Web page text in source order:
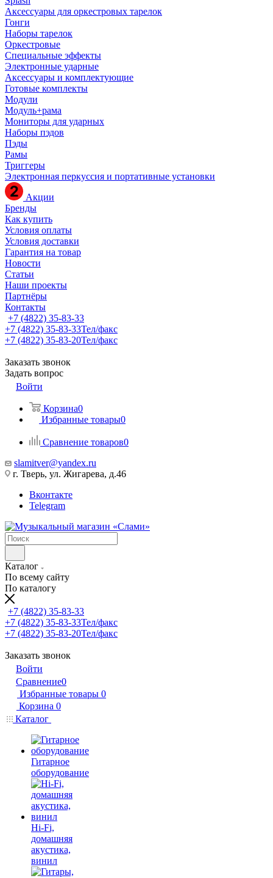
Аксессуары для оркестровых тарелок
Гонги
Наборы тарелок
Оркестровые
Специальные эффекты
Электронные ударные
Аксессуары и комплектующие
Готовые комплекты
Модули
Модуль+рама
Мониторы для ударных
Наборы пэдов
Пэды
Рамы
Триггеры
Электронная перкуссия и портативные установки
Акции
Бренды
Как купить
Условия оплаты
Условия доставки
Гарантия на товар
Новости
Статьи
Наши проекты
Партнёры
Контакты
+7 (4822) 35-83-33
+7 (4822) 35-83-33Тел/факс
+7 (4822) 35-83-20Тел/факс
Заказать звонок
Задать вопрос
Войти
Корзина0
Избранные товары0
Сравнение товаров0
slamitver@yandex.ru
г. Тверь, ул. Жигарева, д.46
Вконтакте
Telegram
Каталог
По всему сайту
По каталогу
+7 (4822) 35-83-33
+7 (4822) 35-83-33Тел/факс
+7 (4822) 35-83-20Тел/факс
Заказать звонок
Войти
Сравнение0
Избранные товары 0
Корзина 0
Каталог
Гитарное
оборудование
Hi-Fi,
домашняя
акустика,
винил